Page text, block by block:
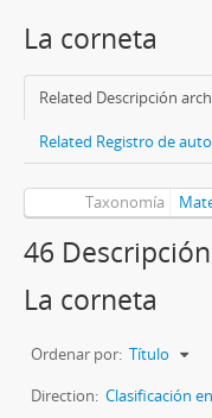
La corneta
Related Descripción
Related Registro de
Taxonomía
46
La corneta
Ordenar por: Título
Direction: Clasificación